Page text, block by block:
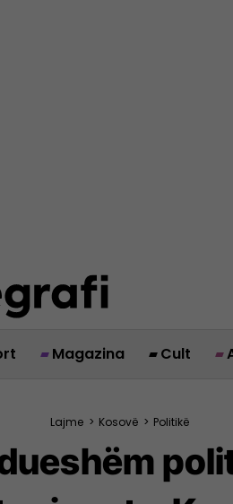
Magazina Cult
Lajme > Kosovë > Politikë